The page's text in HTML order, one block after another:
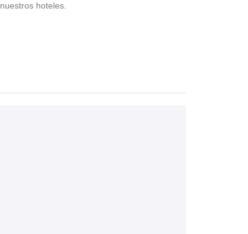
nuestros hoteles.